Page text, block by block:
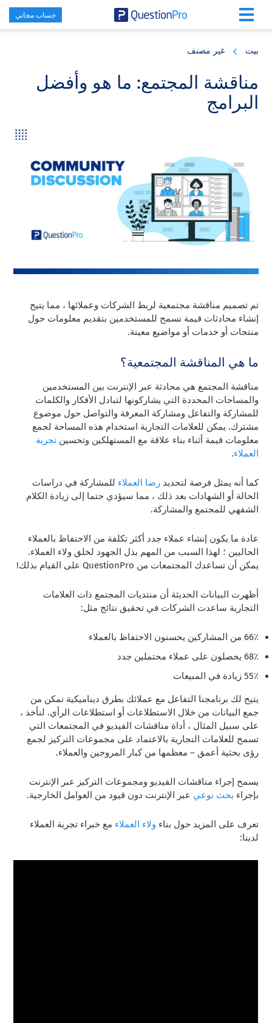
حساب مجاني
بيت غير مصنف
مناقشة المجتمع: ما هو وأفضل
البرامج
تم تصميم مناقشة مجتمعية لربط الشركات وعملائها ، مما يتيح
إنشاء محادثات قيمة تسمح للمستخدمين بتقديم معلومات حول
منتجات أو خدمات أو مواضيع معينة.
ما هي المناقشة المجتمعية؟
مناقشة المجتمع هي محادثة عبر الإنترنت بين المستخدمين
والمساحات المحددة التي يشاركونها لتبادل الأفكار والكلمات
للمشاركة والتفاعل ومشاركة المعرفة والتواصل حول موضوع
مشترك. يمكن للعلامات التجارية استخدام هذه المساحة لجمع
معلومات قيمة أثناء بناء علاقة مع المستهلكين وتحسينتجربة
العملاء.
كما أنه يمثل فرصة لتحديدرضا العملاء للمشاركة في دراسات
الحالة أو الشهادات بعد ذلك ، مما سيؤدي حتما إلى زيادة الكلام
الشفهي للمجتمع والمشاركة.
عادة ما يكون إنشاء عملاء جدد أكثر تكلفة من الاحتفاظ بالعملاء
الحاليين ؛ لهذا السبب من المهم بذل الجهود لخلق ولاء العملاء.
يمكن أن تساعدك المجتمعات من QuestionPro على القيام بذلك!
أظهرت البيانات الحديثة أن منتديات المجتمع ذات العلامات
التجارية ساعدت الشركات في تحقيق نتائج مثل:
66٪ من المشاركين يحسنون الاحتفاظ بالعملاء
68٪ يحصلون على عملاء محتملين جدد
55٪ زيادة في المبيعات
يتيح لك برنامجنا التفاعل مع عملائك بطرق ديناميكية تمكن من
جمع البيانات من خلال الاستطلاعات أو استطلاعات الرأي. لنأخذ ،
على سبيل المثال ، أداة مناقشات الفيديو في المجتمعات التي
تسمح للعلامات التجارية بالاعتماد على مجموعات التركيز لجمع
رؤى بحثية أعمق – معظمها من كبار المروجين والعملاء.
يسمح إجراء مناقشات الفيديو ومجموعات التركيز عبر الإنترنت
بإجراء بحث نوعي عبر الإنترنت دون قيود من العوامل الخارجية.
تعرف على المزيد حول بناء ولاء العملاء مع خبراء تجربة العملاء
لدينا: